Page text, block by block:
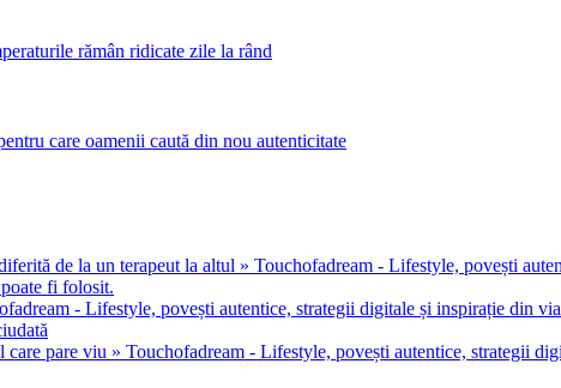
rămân ridicate zile la rând
care oamenii caută din nou autenticitate
de la un terapeut la altul » Touchofadream - Lifestyle, povești
fi folosit.
- Lifestyle, povești autentice, strategii digitale și inspirație din
pare viu » Touchofadream - Lifestyle, povești autentice, strategii